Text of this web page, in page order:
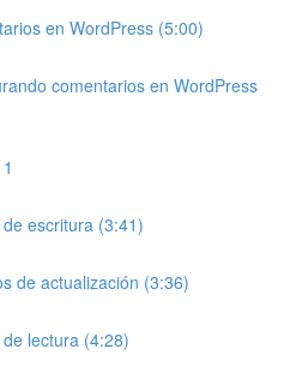
en WordPress (5:00)
comentarios en WordPress
escritura (3:41)
de actualización (3:36)
lectura (4:28)